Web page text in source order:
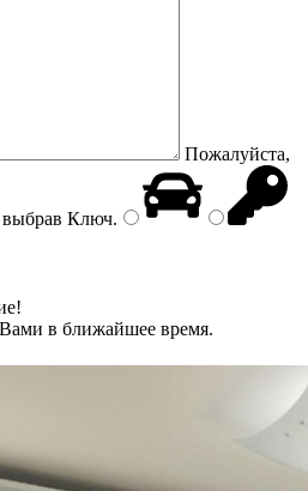
Пожалуйста,
Ключ.
в ближайшее время.